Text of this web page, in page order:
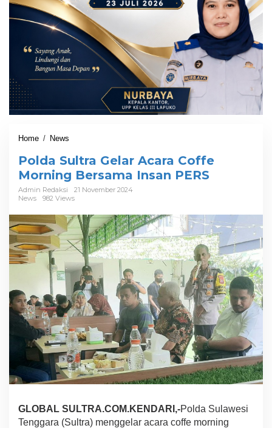
Home / News
l
d
a
S
l
t
r
a
e
a
r
A
c
a
r
a
C
o
e
M
Polda Sultra Gelar Acara Coffe
Morning Bersama Insan PERS
Admin Redaksi
21 November 2024
News
982 Views
GLOBAL SULTRA.COM.KENDARI,-Polda Sulawesi
Tenggara (Sultra) menggelar acara coffe morning